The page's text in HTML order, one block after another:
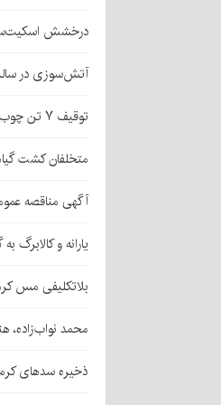
درخشش
آتش‌سوزی در
توقیف ۷ تن چوب قاچاق تاغ در رفسنجان
متخلفان کشت
آگهی مناقصه عمومی دو
یارانه و کالابرگ
بلاتکلیفی مس
محمد نواب‌زاده،
ذخیره سدهای کرمان به ۲۴۹ میلیون